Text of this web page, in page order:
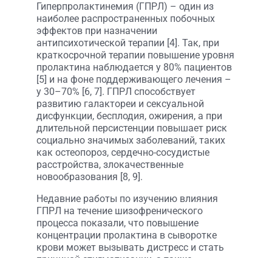
Гиперпролактинемия (ГПРЛ) – один из
наиболее распространенных побочных
эффектов при назначении
антипсихотической терапии [4]. Так, при
краткосрочной терапии повышение уровня
пролактина наблюдается у 80% пациентов
[5] и на фоне поддерживающего лечения –
у 30–70% [6, 7]. ГПРЛ способствует
развитию галактореи и сексуальной
дисфункции, бесплодия, ожирения, а при
длительной персистенции повышает риск
социально значимых заболеваний, таких
как остеопороз, сердечно-сосудистые
расстройства, злокачественные
новообразования [8, 9].
Недавние работы по изучению влияния
ГПРЛ на течение шизофренического
процесса показали, что повышение
концентрации пролактина в сыворотке
крови может вызывать дистресс и стать